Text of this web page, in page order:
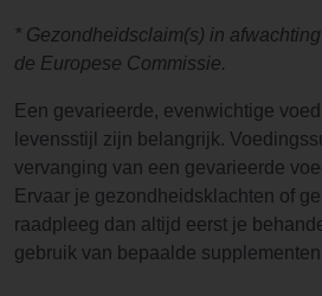
* Gezondheidsclaim(s) in
de Europese Commissie.
Een gevarieerde, evenwichtige
levensstijl zijn belangrijk.
vervanging van een gevarieerde
Ervaar je gezondheidsklachten of
raadpleeg dan altijd eerst je
gebruik van bepaalde